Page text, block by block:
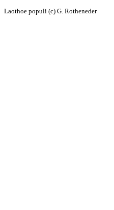
Laothoe populi (c) G. Rotheneder